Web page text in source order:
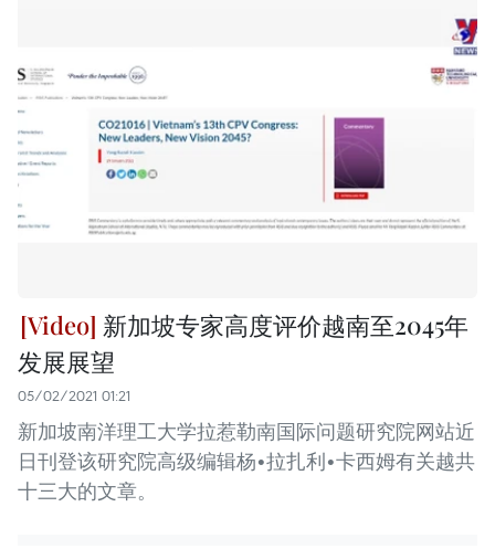
新加坡专家高度评价越南至2045年
发展展望
05/02/2021 01:21
新加坡南洋理工大学拉惹勒南国际问题研究院网站近
日刊登该研究院高级编辑杨•拉扎利•卡西姆有关越共
十三大的文章。